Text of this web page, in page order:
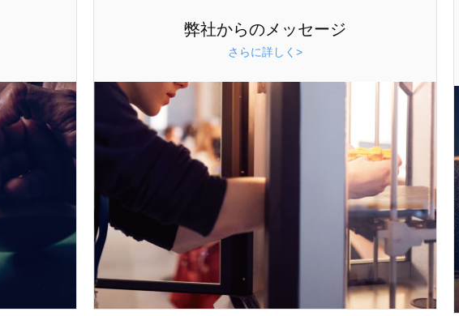
弊社からのメッセージ
さらに詳しく>